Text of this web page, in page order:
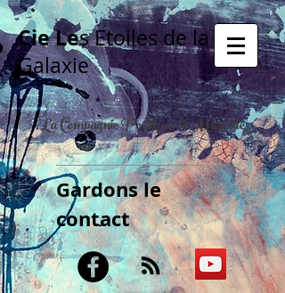
Cie Les Etoiles de la
Galaxie
La Compagnie Poétique & Musicale
Gardons le
contact